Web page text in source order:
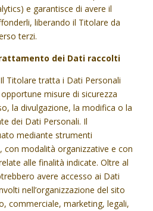
e garantisce di avere il
liberando il Titolare da
terzi.
dei Dati raccolti
Titolare tratta i Dati Personali
misure di sicurezza
la divulgazione, la modifica o la
dei Dati Personali. Il
mediante strumenti
modalità organizzative e con
alle finalità indicate. Oltre al
avere accesso ai Dati
nell’organizzazione del sito
commerciale, marketing, legali,